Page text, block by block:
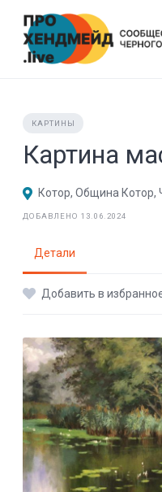
content
КАРТИНЫ
Картина
Котор, Община Котор,
ДОБАВЛЕНО 13.06.2024
Детали
Добавить в